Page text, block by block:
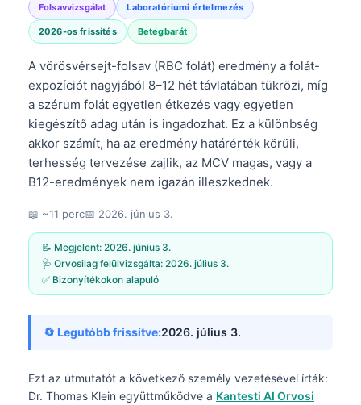
Folsavvizsgálat Laboratóriumi értelmezés
2026-os frissítés Betegbarát
A vörösvérsejt-folsav (RBC folát) eredmény a folát-
expozíciót nagyjából 8–12 hét távlatában tükrözi, míg
a szérum folát egyetlen étkezés vagy egyetlen
kiegészítő adag után is ingadozhat. Ez a különbség
akkor számít, ha az eredmény határérték körüli,
terhesség tervezése zajlik, az MCV magas, vagy a
B12-eredmények nem igazán illeszkednek.
📖 ~11 perc📅 2026. június 3.
📝 Megjelent: 2026. június 3.
🩺 Orvosilag felülvizsgálta: 2026. július 3.
✅ Bizonyítékokon alapuló
🔄 Legutóbb frissítve:2026. július 3.
Ezt az útmutatót a következő személy vezetésével írták:
Dr. Thomas Klein együttműködve a Kantesti AI Orvosi